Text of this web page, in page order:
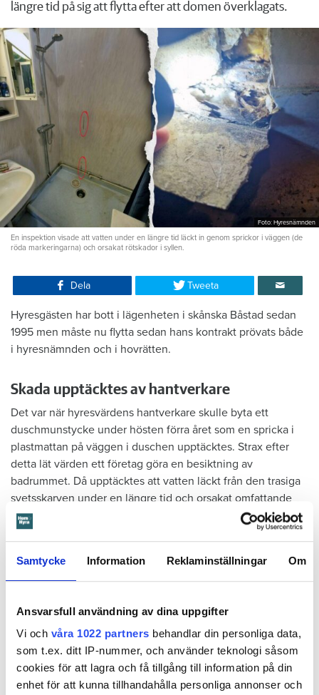
Samtycke Information Reklaminställningar Om
Ansvarsfull användning av dina uppgifter
Vi och våra 1022 partners behandlar din personliga data,
som t.ex. ditt IP-nummer, och använder teknologi såsom
cookies för att lagra och få tillgång till information på din
enhet för att kunna tillhandahålla personliga annonser och
längre tid på sig att flytta efter att domen överklagats.
Foto: Hyresnämnden
En inspektion visade att vatten under en längre tid läckt in genom sprickor i väggen (de
röda markeringarna) och orsakat rötskador i syllen.
Dela Tweeta
Hyresgästen har bott i lägenheten i skånska Båstad sedan
1995 men måste nu flytta sedan hans kontrakt prövats både
i hyresnämnden och i hovrätten.
Skada upptäcktes av hantverkare
Det var när hyresvärdens hantverkare skulle byta ett
duschmunstycke under hösten förra året som en spricka i
plastmattan på väggen i duschen upptäcktes. Strax efter
detta lät värden ett företag göra en besiktning av
badrummet. Då upptäcktes att vatten läckt från den trasiga
svetsskarven under en längre tid och orsakat omfattande
vattenskador.
Därför sade den privata hyresvärden upp hyreskontraktet
med hänvisning till att hyresgästen inte iakttagit sin så
kallade vårdplikt (se faktaruta). Eftersom han inte gick med
uppsägningen.